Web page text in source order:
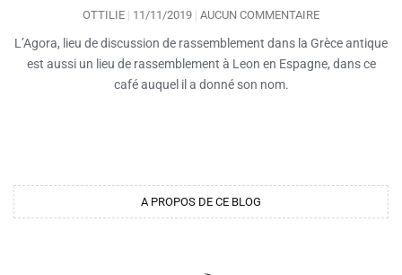
OTTILIE 11/11/2019 AUCUN COMMENTAIRE
L’Agora, lieu de discussion de rassemblement dans la Grèce antique
est aussi un lieu de rassemblement à Leon en Espagne, dans ce
café auquel il a donné son nom.
A PROPOS DE CE BLOG